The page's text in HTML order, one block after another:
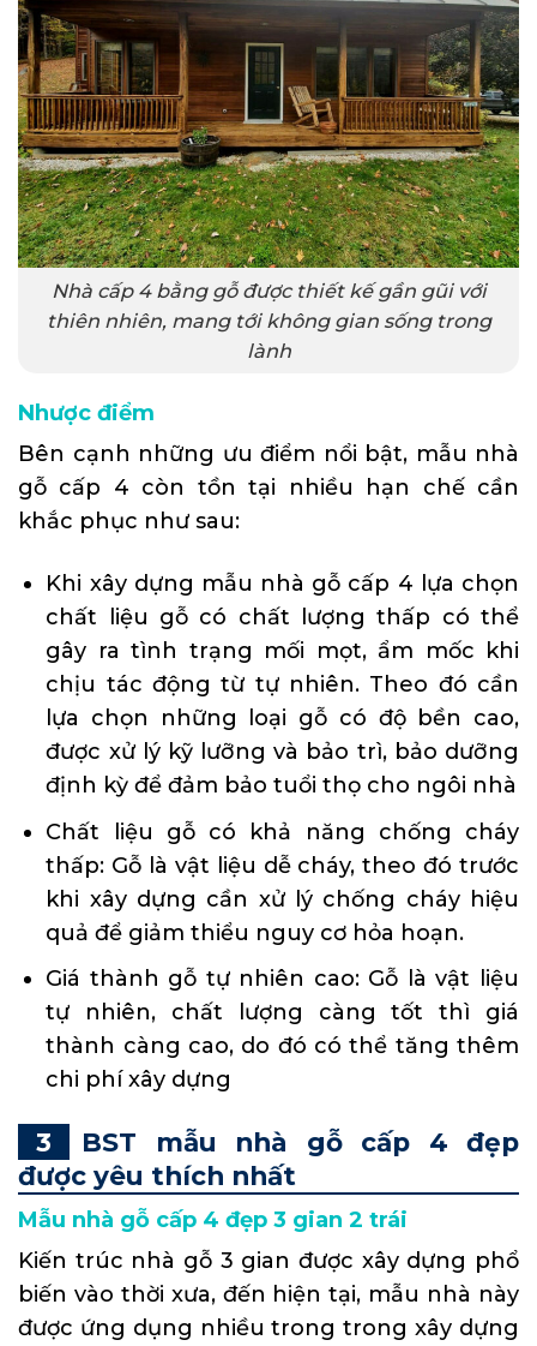
Nhà cấp 4 bằng gỗ được thiết kế gần gũi với
thiên nhiên, mang tới không gian sống trong
lành
Nhược điểm
Bên cạnh những ưu điểm nổi bật, mẫu nhà
gỗ cấp 4 còn tồn tại nhiều hạn chế cần
khắc phục như sau:
Khi xây dựng mẫu nhà gỗ cấp 4 lựa chọn
chất liệu gỗ có chất lượng thấp có thể
gây ra tình trạng mối mọt, ẩm mốc khi
chịu tác động từ tự nhiên. Theo đó cần
lựa chọn những loại gỗ có độ bền cao,
được xử lý kỹ lưỡng và bảo trì, bảo dưỡng
định kỳ để đảm bảo tuổi thọ cho ngôi nhà
Chất liệu gỗ có khả năng chống cháy
thấp: Gỗ là vật liệu dễ cháy, theo đó trước
khi xây dựng cần xử lý chống cháy hiệu
quả để giảm thiểu nguy cơ hỏa hoạn.
Giá thành gỗ tự nhiên cao: Gỗ là vật liệu
tự nhiên, chất lượng càng tốt thì giá
thành càng cao, do đó có thể tăng thêm
chi phí xây dựng
BST mẫu nhà gỗ cấp 4 đẹp
được yêu thích nhất
Mẫu nhà gỗ cấp 4 đẹp 3 gian 2 trái
Kiến trúc nhà gỗ 3 gian được xây dựng phổ
biến vào thời xưa, đến hiện tại, mẫu nhà này
được ứng dụng nhiều trong trong xây dựng